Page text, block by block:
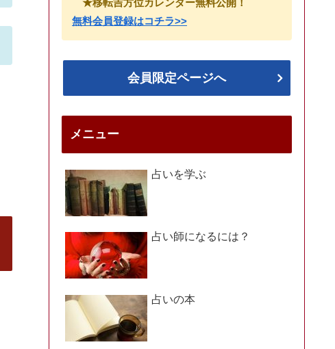
★移転吉方位カレンダー無料公開！
無料会員登録はコチラ>>
会員限定ページへ
メニュー
占いを学ぶ
占い師になるには？
占いの本